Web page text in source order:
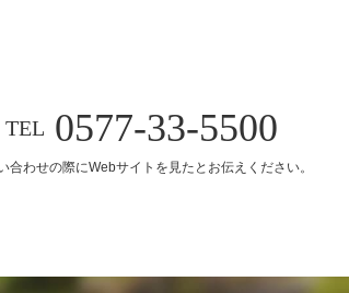
TEL 0577-33-5500
合わせの際にWebサイトを見たとお伝えください。